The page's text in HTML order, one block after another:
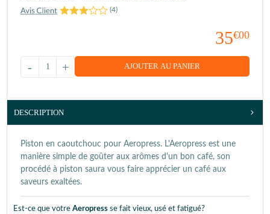
(4)
35€00
+
- AJOUTER AU PANIER
DESCRIPTION
Piston en caoutchouc pour Aeropress. L'Aeropress est une
manière simple de goûter aux arômes d'un bon café, son
procédé à piston saura vous faire apprécier un café aux
saveurs exaltées.
Est-ce que votre Aeropress se fait vieux, usé et fatigué?